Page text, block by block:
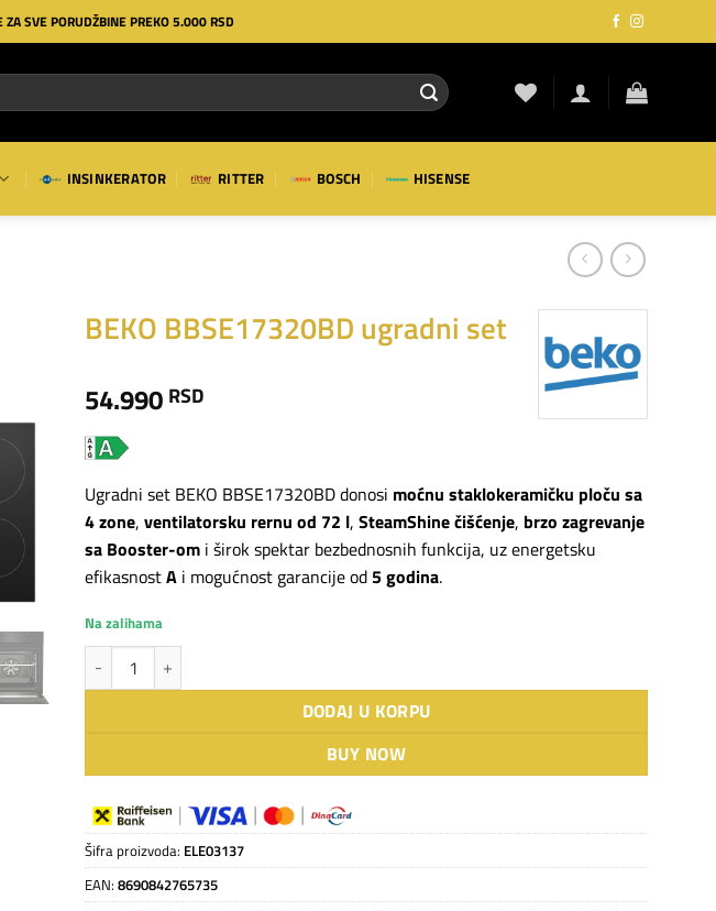
ZA SVE PORUDŽBINE PREKO 5.000 RSD
INSINKERATOR RITTER BOSCH HISENSE
BEKO BBSE17320BD ugradni set
54.990 RSD
Ugradni set BEKO BBSE17320BD donosi moćnu staklokeramičku ploču sa
4 zone,ventilatorsku rernu od 72 l,SteamShine čišćenje, brzo zagrevanje
sa Booster-om i širok spektar bezbednosnih funkcija, uz energetsku
efikasnostA i mogućnost garancije od5 godina.
Na zalihama
BEKO BBSE17320BD ugradni set količina
DODAJ U KORPU
BUY NOW
Šifra proizvoda: ELE03137
EAN:8690842765735